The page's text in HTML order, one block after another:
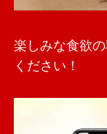
楽しみな食欲
ください！